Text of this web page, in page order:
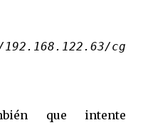
cgi-
que intente